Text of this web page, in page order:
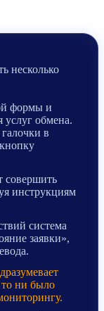
несколько
формы и
услуг обмена.
в
совершить
инструкциям
система
заявки»,
то ни было